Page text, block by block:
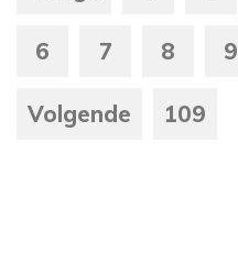
6 7 8 9
Volgende 109